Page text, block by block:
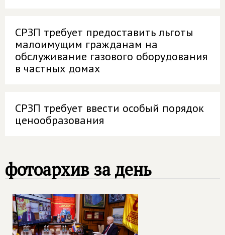
СРЗП требует предоставить льготы
малоимущим гражданам на
обслуживание газового оборудования
в частных домах
СРЗП требует ввести особый порядок
ценообразования
фотоархив за день